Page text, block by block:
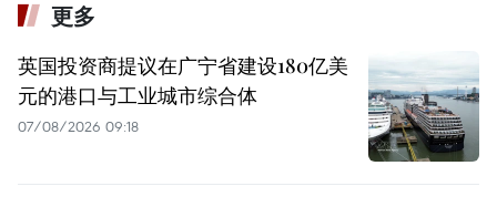
更多
英国投资商提议在广宁省建设180亿美
元的港口与工业城市综合体
07/08/2026 09:18